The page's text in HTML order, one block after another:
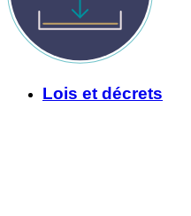
Lois et décrets